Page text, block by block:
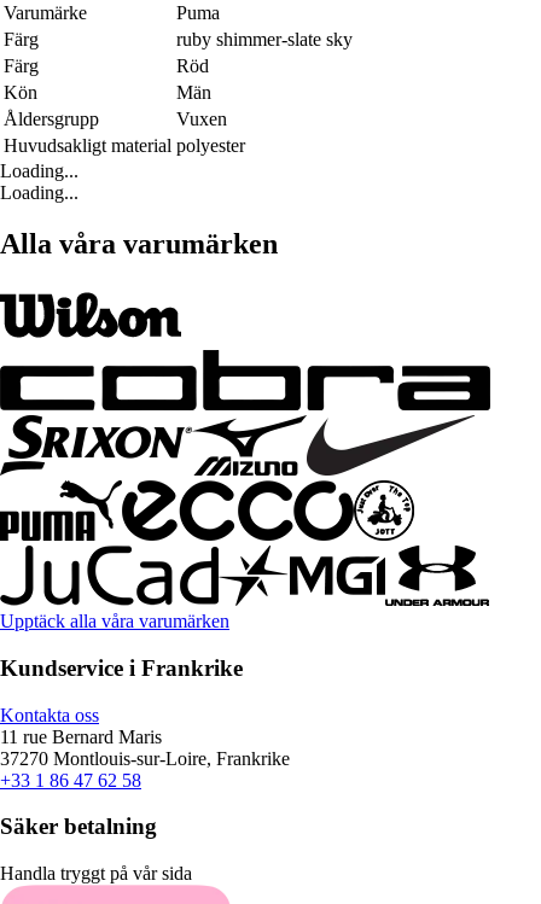
Varumärke
Puma
Färg
ruby shimmer-slate sky
Färg
Röd
Kön
Män
Åldersgrupp
Vuxen
Huvudsakligt material polyester
Loading...
Loading...
Alla våra varumärken
Upptäck alla våra varumärken
Kundservice i Frankrike
Kontakta oss
11 rue Bernard Maris
37270 Montlouis-sur-Loire, Frankrike
+33 1 86 47 62 58
Säker betalning
Handla tryggt på vår sida